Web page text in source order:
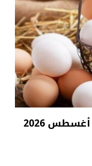
سعر كرتونة البيض اليوم الخميس 6 أغسطس 2026